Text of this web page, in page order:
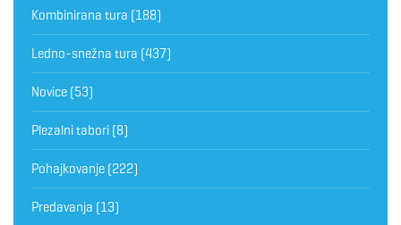
Kombinirana tura (188)
Ledno-snežna tura (437)
Novice (53)
Plezalni tabori (8)
Pohajkovanje (222)
Predavanja (13)